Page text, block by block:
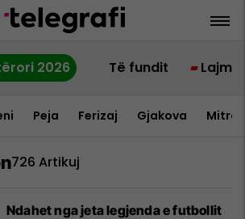
2026 Të fundit Lajme
Peja Ferizaj Gjakova
726 Artikuj
Ndahet nga jeta legjenda e futbollit